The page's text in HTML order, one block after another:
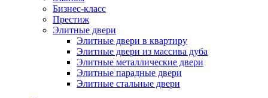
Бизнес-класс
Престиж
Элитные двери
Элитные двери в квартиру
Элитные двери из массива дуба
Элитные металлические двери
Элитные парадные двери
Элитные стальные двери